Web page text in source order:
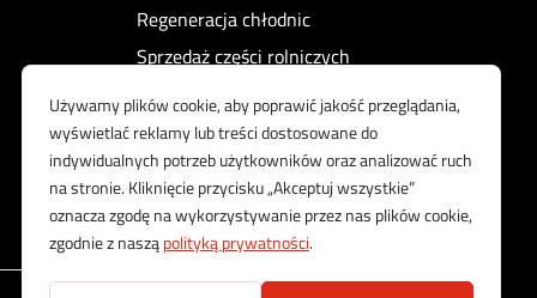
Regeneracja chłodnic
Sprzedaż części rolniczych
Regeneracja turbosprężarek
Regeneracja sprężarek powietrza
Kontrola i regeneracja wtryskiwaczy